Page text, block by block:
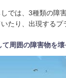
では、3種類の障
たり、出現するプ
周囲の障害物を壊